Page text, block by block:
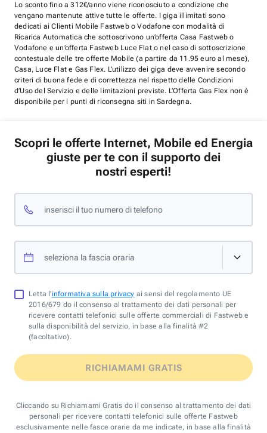
Lo sconto fino a 312€/anno viene riconosciuto a condizione che
vengano mantenute attive tutte le offerte. I giga illimitati sono
dedicati ai Clienti Mobile Fastweb o Vodafone con modalità di
Ricarica Automatica che sottoscrivono un’offerta Casa Fastweb o
Vodafone e un’offerta Fastweb Luce Flat o nel caso di sottoscrizione
contestuale delle tre offerte Mobile (a partire da 11.95 euro al mese),
Casa, Luce Flat e Gas Flex. L’utilizzo dei giga deve avvenire secondo
criteri di buona fede e di correttezza nel rispetto delle Condizioni
d’Uso del Servizio e delle limitazioni previste. L’Offerta Gas Flex non è
disponibile per i punti di riconsegna siti in Sardegna.
Scopri le offerte Internet, Mobile ed Energia
giuste per te con il supporto dei
nostri esperti!
inserisci il tuo numero di telefono
seleziona la fascia oraria
Letta l'informativa sulla privacy ai sensi del regolamento UE
2016/679 do il consenso al trattamento dei dati personali per
ricevere contatti telefonici sulle offerte commerciali di Fastweb e
sulla disponibilità del servizio, in base alla finalità #2
(facoltativo).
RICHIAMAMI GRATIS
Cliccando su Richiamami Gratis do il consenso al trattamento dei dati
personali per ricevere contatti telefonici sulle offerte Fastweb
esclusivamente nelle fasce orarie da me indicate, in base alla finalità